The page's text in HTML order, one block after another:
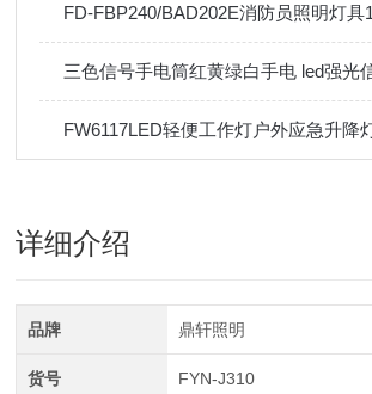
三色信号手电筒红黄绿白手电 led强光
详细介绍
品牌 鼎轩照明
货号 FYN-J310